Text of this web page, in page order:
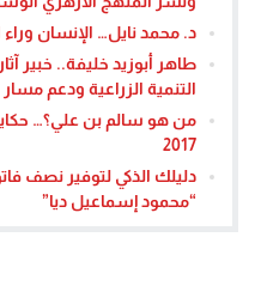
د. محمد نايل… الإنسان
طاهر أبوزيد خليفة.. خبير
التنمية الزراعية ودعم
من هو سالم بن علي؟…
2017
دليلك الذكي لتوفير نصف
“محمود إسماعيل ديا”